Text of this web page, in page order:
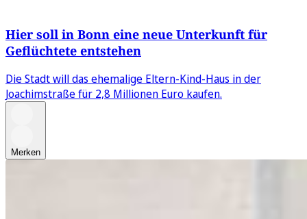
Hier soll in Bonn eine neue Unterkunft für
Geflüchtete entstehen
Die Stadt will das ehemalige Eltern-Kind-Haus in der
Joachimstraße für 2,8 Millionen Euro kaufen.
Merken